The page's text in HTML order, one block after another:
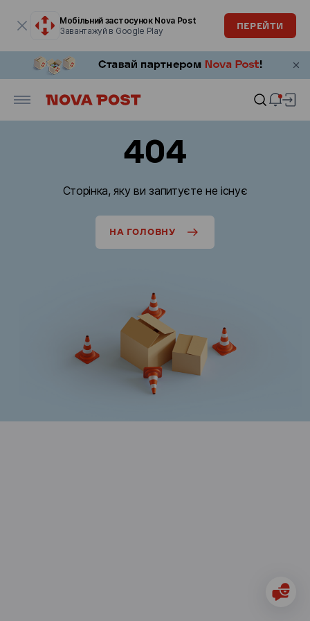
Мобільний застосунок Nova Post
Завантажуй в Google Play
ПЕРЕЙТИ
404
Сторінка, яку ви запитуєте не існує
НА ГОЛОВНУ